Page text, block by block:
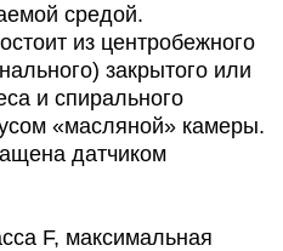
средой.
из центробежного
закрытого или
и спирального
«масляной» камеры.
датчиком
F, максимальная